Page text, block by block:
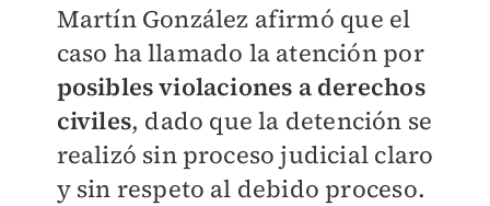
Martín González afirmó que el
caso ha llamado la atención por
posibles violaciones a derechos
civiles, dado que la detención se
realizó sin proceso judicial claro
y sin respeto al debido proceso.